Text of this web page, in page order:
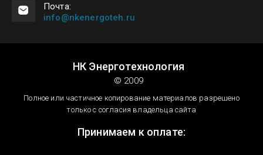
Почта:
info@nkenergoteh.ru
НК Энерготехнология
© 2009
Полное или частичное копирование материалов разрешено
только с согласия владельца сайта
Принимаем к оплате: